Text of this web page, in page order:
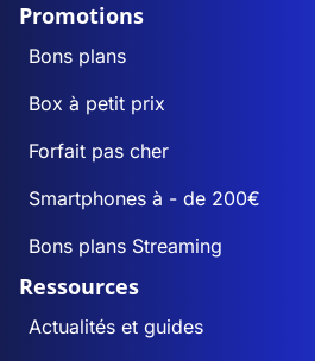
Promotions
Bons plans
Box à petit prix
Forfait pas cher
Smartphones à - de 200€
Bons plans Streaming
Ressources
Actualités et guides